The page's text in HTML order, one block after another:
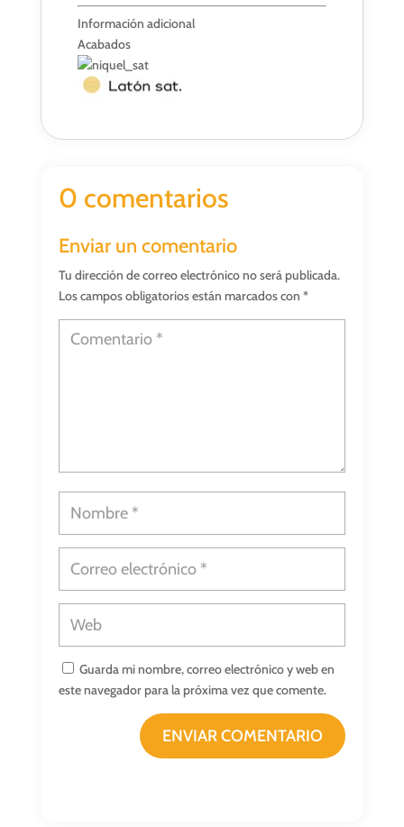
Información adicional
Acabados
0 comentarios
Enviar un comentario
Tu dirección de correo electrónico no será publicada.
Los campos obligatorios están marcados con *
Guarda mi nombre, correo electrónico y web en
este navegador para la próxima vez que comente.
ENVIAR COMENTARIO